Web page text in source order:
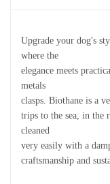
Upgrade your dog's
where the
elegance meets
metals
clasps. Biothane is a
trips to the sea, in the
cleaned
very easily with a
craftsmanship and